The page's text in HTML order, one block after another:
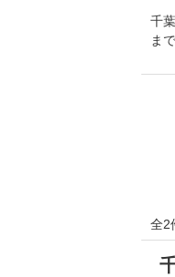
千
ま
全2